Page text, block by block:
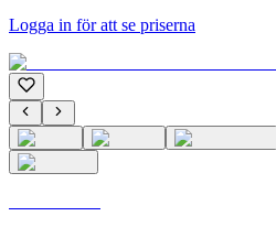
Logga in för att se priserna